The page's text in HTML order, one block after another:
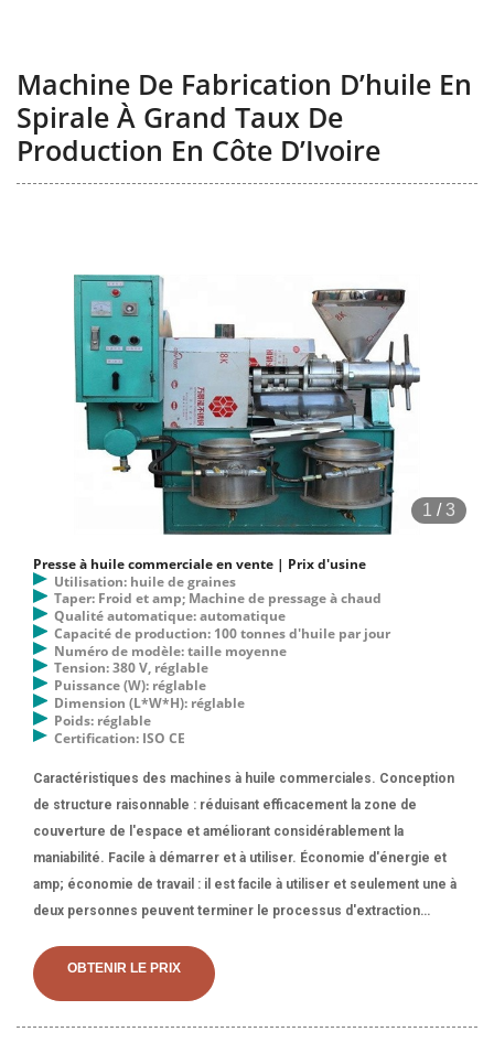
Machine De Fabrication D’huile En
Spirale À Grand Taux De
Production En Côte D’Ivoire
1 /3
Presse à huile commerciale en vente | Prix d'usine
Utilisation: huile de graines
Taper: Froid et amp; Machine de pressage à chaud
Qualité automatique: automatique
Capacité de production: 100 tonnes d'huile par jour
Numéro de modèle: taille moyenne
Tension: 380 V, réglable
Puissance (W): réglable
Dimension (L*W*H): réglable
Poids: réglable
Certification: ISO CE
Caractéristiques des machines à huile commerciales. Conception
de structure raisonnable : réduisant efficacement la zone de
couverture de l'espace et améliorant considérablement la
maniabilité. Facile à démarrer et à utiliser. Économie d'énergie et
amp; économie de travail : il est facile à utiliser et seulement une à
deux personnes peuvent terminer le processus d'extraction
l'huile plus élevée et économie de travail et d'énergie. Une grande
variété d'options de machines de fabrication d'huile de cuisson
OBTENIR LE PRIX